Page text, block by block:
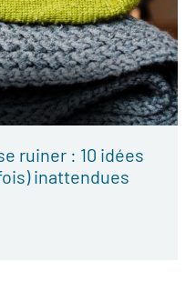
ruiner : 10 idées
inattendues